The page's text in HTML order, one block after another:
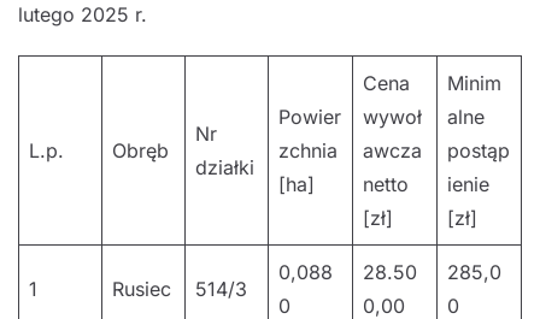
lutego 2025 r.
L.p. Obręb
Nr
działki
Powier
zchnia
[ha]
Cena
wywoł
awcza
netto
[zł]
Minim
alne
postąp
ienie
[zł]
1 Rusiec 514/3
0,088
0
28.50
0,00
285,0
0